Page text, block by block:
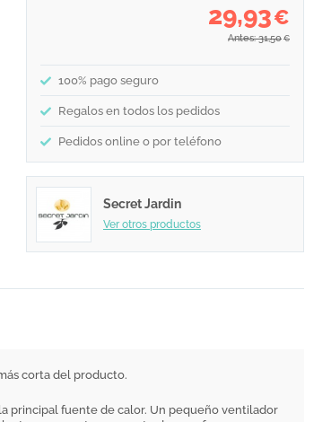
29,93€
Antes: 31,50 €
100% pago seguro
Regalos en todos los pedidos
Pedidos online o por teléfono
Secret Jardin
Ver otros productos
corta del producto.
principal fuente de calor. Un pequeño ventilador